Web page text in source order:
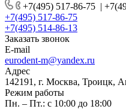
+7(495) 517-86-75 |
+7(495) 517-86-75
+7(495) 514-86-13
Заказать звонок
E-mail
eurodent-m@yandex.ru
Адрес
142191, г. Москва, Троицк,
Режим работы
Пн. – Пт.: с 10:00 до 18:00